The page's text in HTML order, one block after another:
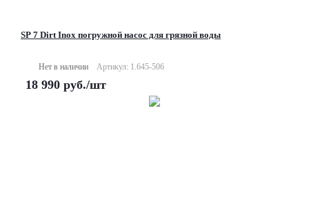
SP 7 Dirt Inox погружной насос для грязной воды
Нет в наличии Артикул: 1.645-506
18 990 руб./шт